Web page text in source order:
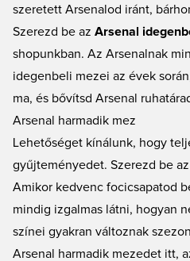
szeretett Arsenalod iránt,
Szerezd be az Arsenal
shopunkban. Az Arsenalnak
idegenbeli mezei az évek
ma, és bővítsd Arsenal
Arsenal harmadik mez
Lehetőséget kínálunk, hogy
gyűjteményedet. Szerezd be az
Amikor kedvenc focicsapatod
mindig izgalmas látni, hogyan
színei gyakran változnak
Arsenal harmadik mezedet itt,